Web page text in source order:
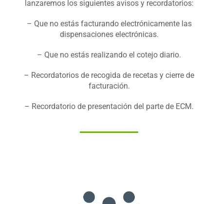
lanzaremos los siguientes avisos y recordatorios:
– Que no estás facturando electrónicamente las
dispensaciones electrónicas.
– Que no estás realizando el cotejo diario.
– Recordatorios de recogida de recetas y cierre de
facturación.
– Recordatorio de presentación del parte de ECM.